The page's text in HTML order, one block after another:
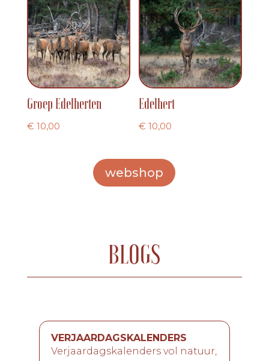
Groep Edelherten
€ 10,00
Edelhert
€ 10,00
webshop
BLOGS
VERJAARDAGSKALENDERS
Verjaardagskalenders vol natuur,